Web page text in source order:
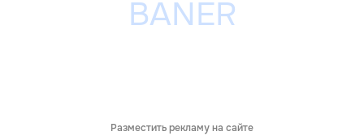
Разместить рекламу на сайте